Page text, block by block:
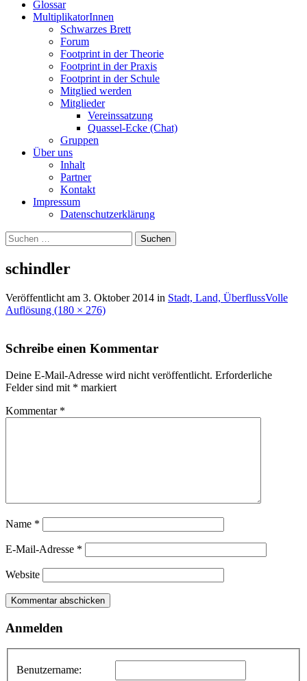
Glossar
MultiplikatorInnen
Schwarzes Brett
Forum
Footprint in der Theorie
Footprint in der Praxis
Footprint in der Schule
Mitglied werden
Mitglieder
Vereinssatzung
Quassel-Ecke (Chat)
Gruppen
Über uns
Inhalt
Partner
Kontakt
Impressum
Datenschutzerklärung
Suchen
nach:
schindler
Veröffentlicht am 3. Oktober 2014 in Stadt, Land, ÜberflussVolle
Auflösung (180 × 276)
Schreibe einen Kommentar
Deine E-Mail-Adresse wird nicht veröffentlicht. Erforderliche
Felder sind mit * markiert
Kommentar *
Name *
E-Mail-Adresse *
Website
Anmelden
Benutzername: